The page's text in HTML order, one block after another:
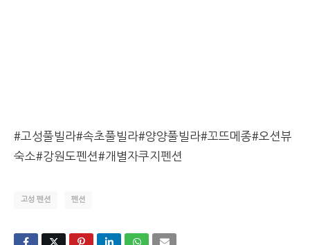
#고성풀빌라#속초풀빌라#양양풀빌라#꼬뜨메종#오션뷰
숙소#강원도펜션#개별자쿠지펜션
고성 펜션 펜션